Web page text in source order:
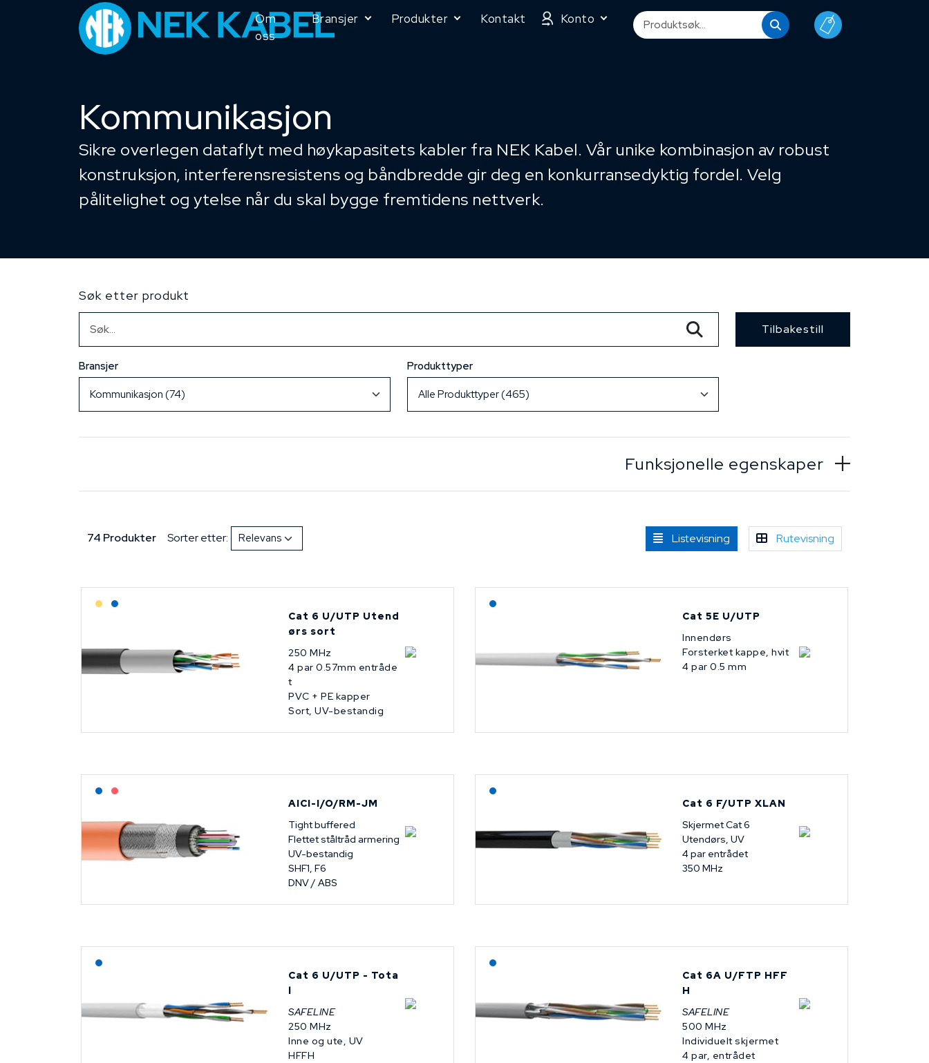
Om
oss
Bransjer Produkter Kontakt Konto
Kommunikasjon
Sikre overlegen dataflyt med høykapasitets kabler fra NEK Kabel. Vår unike kombinasjon av robust
konstruksjon, interferensresistens og båndbredde gir deg en konkurransedyktig fordel. Velg
pålitelighet og ytelse når du skal bygge fremtidens nettverk.
Søk etter produkt
Tilbakestill
Bransjer Produkttyper
Funksjonelle egenskaper
74 Produkter Sorter etter: Listevisning Rutevisning
Lagerført: Grossist
Cat 6 U/UTP Utend
ørs sort
250 MHz
4 par 0.57mm entråde
t
PVC + PE kapper
Sort, UV-bestandig
Cat 5E U/UTP
Innendørs
Forsterket kappe, hvit
4 par 0.5 mm
Lagerført: NEK Kabel
AICI-I/O/RM-JM
Tight buffered
Flettet ståltråd armering
UV-bestandig
SHF1, F6
DNV / ABS
Cat 6 F/UTP XLAN
Skjermet Cat 6
Utendørs, UV
4 par entrådet
350 MHz
Cat 6 U/UTP - Tota
l
SAFELINE
250 MHz
Inne og ute, UV
HFFH
Cat 6A U/FTP HFF
H
SAFELINE
500 MHz
Individuelt skjermet
4 par, entrådet